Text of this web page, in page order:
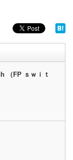
（FP ｓｗｉｔ